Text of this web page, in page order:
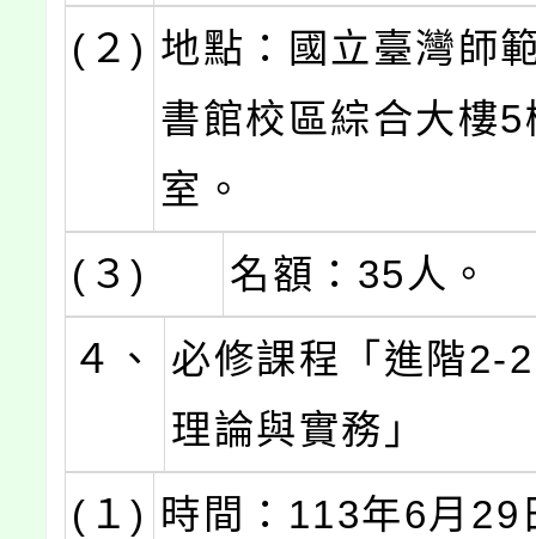
(２) 地點：國立臺灣師
書館校區綜合大樓
室。
(３)
名額：35人。
４、
必修課程「進階2-
理論與實務」
(１) 時間：113年6月29